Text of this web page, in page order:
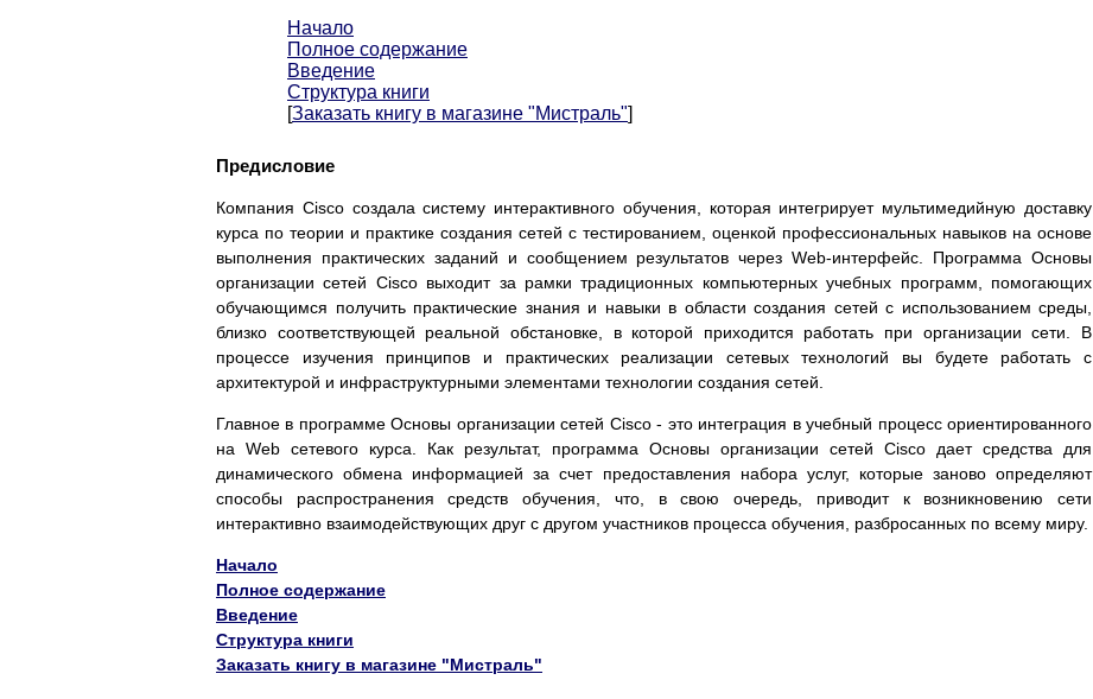
Начало
Полное содержание
Введение
Структура книги
[Заказать книгу в магазине "Мистраль"]
Предисловие
Компания Cisco создала систему интерактивного обучения, которая интегрирует мультимедийную доставку
курса по теории и практике создания сетей с тестированием, оценкой профессиональных навыков на основе
выполнения практических заданий и сообщением результатов через Web-интерфейс. Программа Основы
организации сетей Cisco выходит за рамки традиционных компьютерных учебных программ, помогающих
обучающимся получить практические знания и навыки в области создания сетей с использованием среды,
близко соответствующей реальной обстановке, в которой приходится работать при организации сети. В
процессе изучения принципов и практических реализации сетевых технологий вы будете работать с
архитектурой и инфраструктурными элементами технологии создания сетей.
Главное в программе Основы организации сетей Cisco - это интеграция в учебный процесс ориентированного
на Web сетевого курса. Как результат, программа Основы организации сетей Cisco дает средства для
динамического обмена информацией за счет предоставления набора услуг, которые заново определяют
способы распространения средств обучения, что, в свою очередь, приводит к возникновению сети
интерактивно взаимодействующих друг с другом участников процесса обучения, разбросанных по всему миру.
Начало
Полное содержание
Введение
Структура книги
Заказать книгу в магазине "Мистраль"